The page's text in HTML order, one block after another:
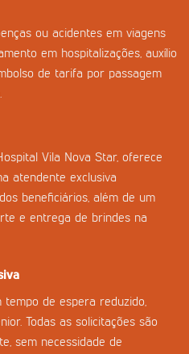
ou acidentes em viagens
em hospitalizações, auxílio
de tarifa por passagem
Vila Nova Star, oferece
atendente exclusiva
beneficiários, além de um
e entrega de brindes na
de espera reduzido,
Todas as solicitações são
sem necessidade de